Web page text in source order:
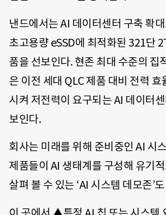
낸드에서는 AI 데이터센터 구축 확
초고용량 eSSD에 최적화된 321단
품을 선보인다. 현존 최대 수준의 집
은 이전 세대 QLC 제품 대비 전력
시켜 저전력이 요구되는 AI 데이터
보인다.
회사는 미래를 위해 준비중인 AI 시
제품들이 AI 생태계를 구성해 유기
살펴 볼 수 있는 ‘AI 시스템 데모존’